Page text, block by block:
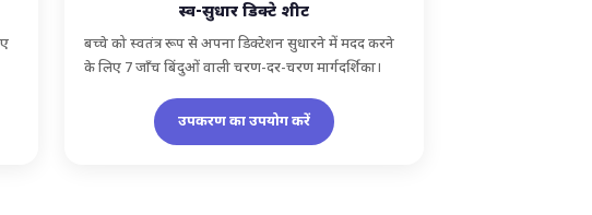
स्व-सुधार डिक्टे शीट
बच्चे को स्वतंत्र रूप से अपना डिक्टेशन सुधारने में मदद करने
के लिए 7 जाँच बिंदुओं वाली चरण-दर-चरण मार्गदर्शिका।
उपकरण का उपयोग करें